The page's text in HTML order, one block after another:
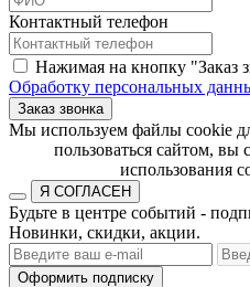
Контактный телефон
Нажимая на кнопку "Заказ
Обработку персональных
Заказ звонка
​​​​​​​Мы используем файлы cookie
пользоваться сайтом, вы
использования
Я СОГЛАСЕН
Будьте в центре событий -
Новинки, скидки, акции.
Оформить подписку